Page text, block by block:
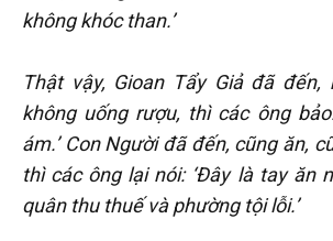
không khóc than.’
Thật vậy, Gioan Tẩy Giả đã đến,
không uống rượu, thì các ông
ám.’ Con Người đã đến, cũng ăn,
thì các ông lại nói: ‘Đây là tay ăn
quân thu thuế và phường tội lỗi.’